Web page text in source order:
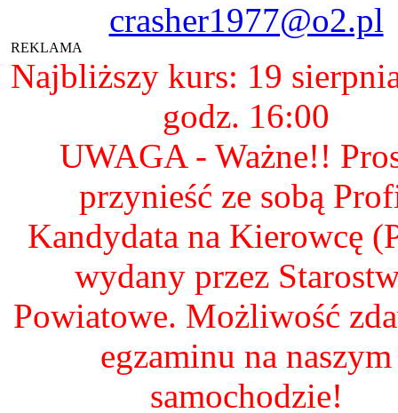
crasher1977@o2.pl
REKLAMA
Najbliższy kurs: 19
godz. 16:00
UWAGA - Ważne!!
przynieść ze sobą
Kandydata na Kierowcę
wydany przez
Powiatowe. Możliwość
egzaminu na naszym
samochodzie!